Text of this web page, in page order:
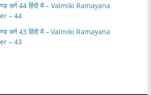
सर्ग 44 हिंदी में – Valmiki Ramayana
– 44
सर्ग 43 हिंदी में – Valmiki Ramayana
– 43